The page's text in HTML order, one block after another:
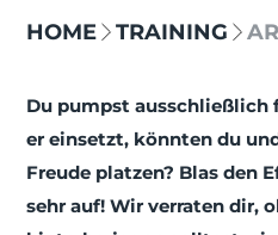
HOME TRAINING
Du pumpst ausschließlich
er einsetzt, könnten du
Freude platzen? Blas den
sehr auf! Wir verraten dir,